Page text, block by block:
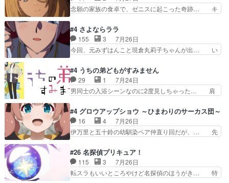
見ると一杯で怖いな。ア…
ングor進撃の巨人牡羊座のアルデ… スピカ・イ
オ・カストルという組み合わせ。… 有り余るパワ
みかたが雑になってきてるな… イキりカストルは
怖がりやったかあスピカな… 鏡の世界への突入と
新たな依頼サブタイトル…
念願の家族の食卓で、ゼニスに起こった奇跡… キ
ナリーゼの悪魔の囁きwクリフとエリナ… 悪魔の
囁きやめてくださいwおい、1番重要… ゼニスも
感情が出てきてて良い方向に進んで… 第５話を
ABEMAで視聴しました。視聴に… クリフとエリ
相変わらずで草ルディ君釣り… ルーデウスにシル
フィエットとロキシーとの… 離れ離れになったり
別れがあったり絶望の大…
#4 さよならララ
155 3
7月26日
今回、元みずはんこと現倉丸莉子ちゃんが出… い
様とは...本当の愛とは...なんぞ… テンポの良いボ
ケとツッコミで笑わせつつ、… この作品、ストー
リーにも登場人物にも全く… 家で机に向かってる
時の貧乏ゆすりとか、ラ… お姉ちゃんと話せ
に、ララは何を思うのだ… 息をするかのように3
話まで視聴。2026… ララの王子様探しが本格的
に動き出した回。…
#4 うちの弟どもがすみません
29 1
7月24日
男同士の入浴シーンなのに2度見しちゃった… 肩
散歩って逃げるよね！糸と類を助けよう… 類の面
倒見るのが1番大変そう糸は誰とでも… 源くんを
甘えさせるまでの糸と周りの出来事… 源くん、甘
えちゃうぞ宣言。思ったよりラブ… 糸ちゃんのま
目的を忘れてますますヤング… でも央太と親しく
するのは嫌。世話を拒んで… ゴメス（カエル）外
で散歩させてたのか(*…
#4 グロウアップショウ ～ひまわりのサーカス団～
16 4
7月26日
伊万里と五十鈴の幼馴染ペア仲直り回だが、… 先
や、これ素晴らしいコメディアニメだな。… 水着
回なのにビキニじゃない！これは時代背… 今回は
推しの吾野伊万里ちゃん担当回。これ… 伊万里さ
んの手品回であり水着回ね。瑞佳ち… 売り上げが
#26 名探偵プリキュア！
115 3
7月26日
転スラもいいところやけど名探偵のほうがき… 特